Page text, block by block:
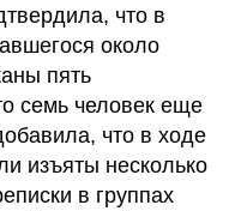
что в
около
пять
семь человек еще
что в ходе
изъяты несколько
в группах